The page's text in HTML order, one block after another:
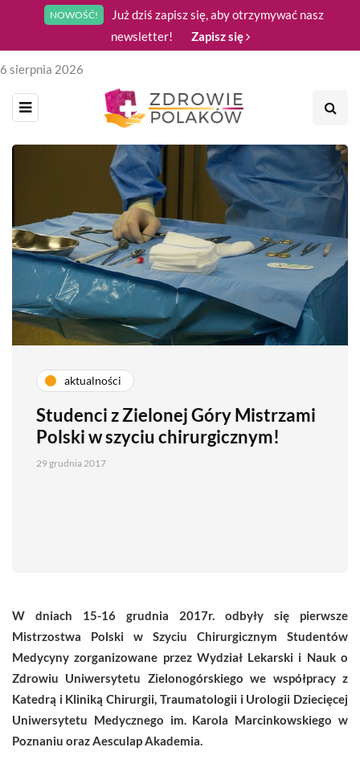
NOWOŚĆ!
Już dziś zapisz się, aby otrzymywać nasz
newsletter!
Zapisz się
6 sierpnia 2026
aktualności
Studenci z Zielonej Góry Mistrzami
Polski w szyciu chirurgicznym!
29 grudnia 2017
W dniach 15-16 grudnia 2017r. odbyły się pierwsze
Mistrzostwa Polski w Szyciu Chirurgicznym Studentów
Medycyny zorganizowane przez Wydział Lekarski i Nauk o
Zdrowiu Uniwersytetu Zielonogórskiego we współpracy z
Katedrą i Kliniką Chirurgii, Traumatologii i Urologii Dziecięcej
Uniwersytetu Medycznego im. Karola Marcinkowskiego w
Poznaniu oraz Aesculap Akademia.